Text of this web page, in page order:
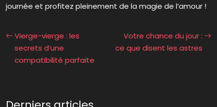
journée et profitez pleinement de la magie de l’amour !
Vierge-vierge : les
secrets d’une
compatibilité parfaite
Votre chance du jour :
ce que disent les astres